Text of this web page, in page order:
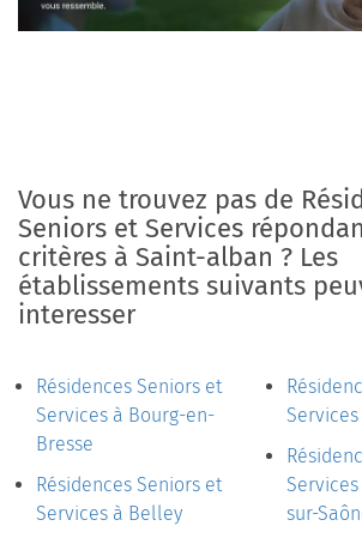
Vous ne trouvez pas de
Seniors et Services
critères à Saint-alban ? Les
établissements suivants
interesser
Résidences Seniors et
Services à Bourg-en-
Bresse
Résidences Seniors et
Services à Belley
sur-